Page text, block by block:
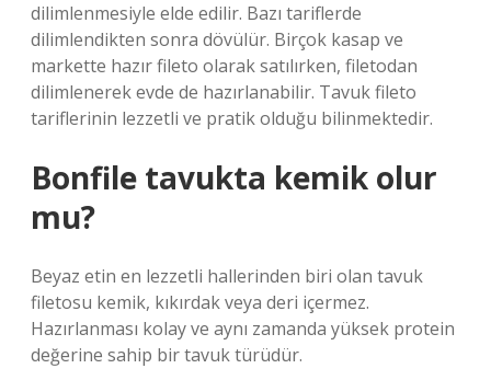
dilimlenmesiyle elde edilir. Bazı tariflerde
dilimlendikten sonra dövülür. Birçok kasap ve
markette hazır fileto olarak satılırken, filetodan
dilimlenerek evde de hazırlanabilir. Tavuk fileto
tariflerinin lezzetli ve pratik olduğu bilinmektedir.
Bonfile tavukta kemik olur
mu?
Beyaz etin en lezzetli hallerinden biri olan tavuk
filetosu kemik, kıkırdak veya deri içermez.
Hazırlanması kolay ve aynı zamanda yüksek protein
değerine sahip bir tavuk türüdür.